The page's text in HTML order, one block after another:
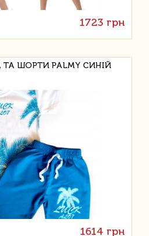
1723 грн
ШОРТИ PALMY СИНІЙ
1614 грн